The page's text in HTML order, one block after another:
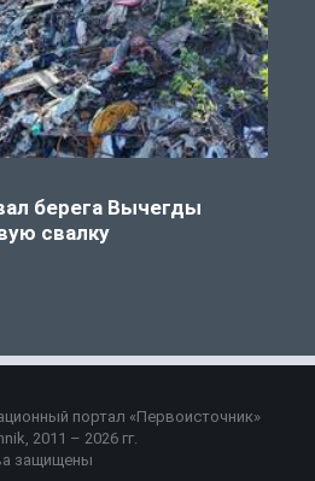
берега Вычегды
свалку
портал «Первоисточник»
2011 – 2026 гг.
защищены